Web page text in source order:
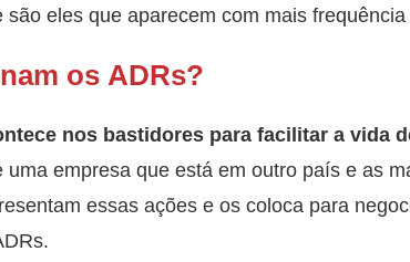
são eles que aparecem com mais
os ADRs?
nos bastidores para facilitar a vida
uma empresa que está em outro país e as
essas ações e os coloca para